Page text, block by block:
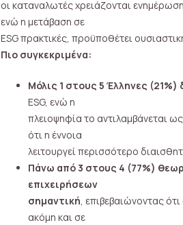
οι καταναλωτές χρειάζονται
ενώ η μετάβαση σε
ESG πρακτικές, προϋποθέτει
Πιο συγκεκριμένα:
Μόλις 1 στους 5 Έλληνες (21%)
ESG, ενώ η
πλειοψηφία το αντιλαμβάνεται
ότι η έννοια
λειτουργεί περισσότερο
Πάνω από 3 στους 4 (77%)
επιχειρήσεων
σημαντική , επιβεβαιώνοντας
ακόμη και σε